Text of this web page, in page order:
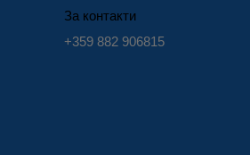
За контакти
+359 882 906815